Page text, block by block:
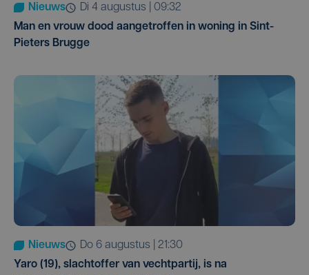
Nieuws
di 4 augustus | 09:32
Man en vrouw dood aangetroffen in woning in Sint-
Pieters Brugge
Nieuws
do 6 augustus | 21:30
Yaro (19), slachtoffer van vechtpartij, is na